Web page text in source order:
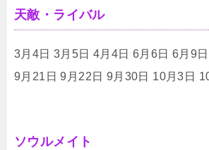
天敵・ライバル
3月4日 3月5日 4月4日 6月6日 6月9
9月21日 9月22日 9月30日 10月3日
ソウルメイト